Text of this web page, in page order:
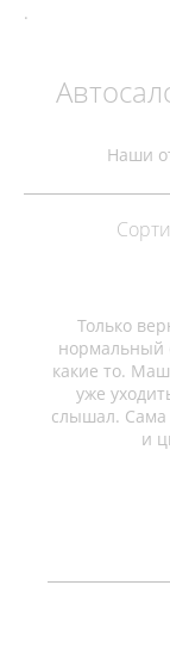
.
Наши
Только
нормальный
какие то.
уже
слышал. Сама
и